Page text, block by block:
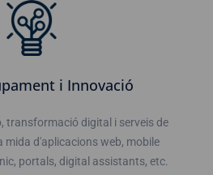
i Innovació
transformació digital i serveis de
mida d'aplicacions web, mobile
portals, digital assistants, etc.